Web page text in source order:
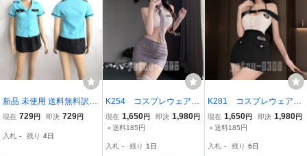
新品 未使用 送料無料訳有
ba26半袖のトップスとス
プレ衣装ポリスコスプレ
現在 729円 即決 729円
入札 - 残り 4日
K254 コスプレウェア
POLICE ホルターネッ
ク トップス ミニスカ
ンジェリー コスチュー
現在 1,650円 即決 1,980円
＋送料185円
入札 - 残り 1日
K281 コスプレウェア
悩殺 POLICE ミニスカ
ート ワンピース 婦
シーランジェリー ナイ
現在 1,650円 即決 1,980円
＋送料185円
入札 - 残り 6日